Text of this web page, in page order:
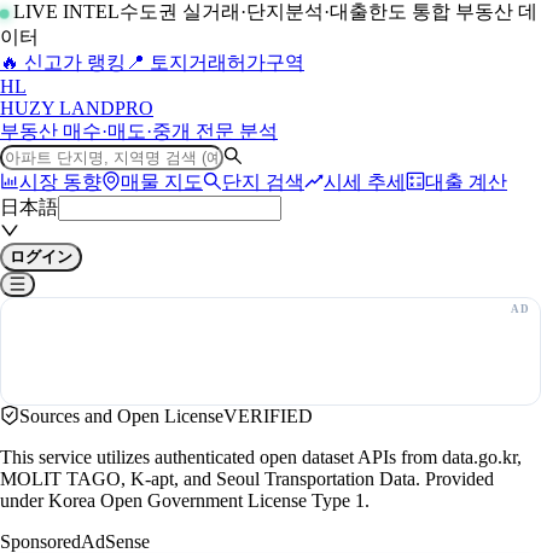
LIVE INTEL수도권 실거래·단지분석·대출한도 통합 부동산 데
이터
🔥 신고가 랭킹 📍 토지거래허가구역
HL
HUZY LANDPRO
부동산 매수·매도·중개 전문 분석
시장 동향 매물 지도 단지 검색 시세 추세
대출 계산
日本語
ログイン
Sources and Open LicenseVERIFIED
This service utilizes authenticated open dataset APIs from data.go.kr,
MOLIT TAGO, K-apt, and Seoul Transportation Data. Provided
under Korea Open Government License Type 1.
SponsoredAdSense